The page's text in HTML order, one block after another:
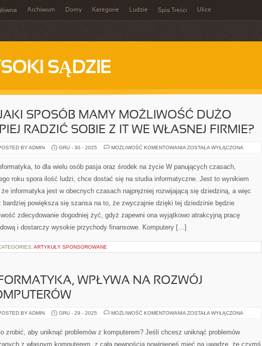
Archiwum Domy Kategorie Ludzie Spis Treści Ulice
SĄDZIE
SPOSÓB MAMY MOŻLIWOŚĆ DUŻO
RADZIĆ SOBIE Z IT WE WŁASNEJ FIRMIE?
BY ADMIN GRU - 30 - 2025 MOŻLIWOŚĆ KOMENTOWANIA W
MAMY
MOŻLIWOŚĆ
LEPIEJ
SOBIE
IT
WŁASNEJ
FIRMIE?
ZOSTAŁA WYŁĄCZONA
to dla wielu osób pasja oraz środek na życie W panujących czasach,
roku spora ilość ludzi, chce dostać się na studia informatyczne. Jest to wynikiem
że informatyka jest w obecnych czasach najprężniej rozwijającą się dziedziną, a więc
bardziej powiększa się szansa na to, że zwyczajnie dzięki tej dziedzinie będzie
zdecydowanie dogodniej żyć, gdyż zapewni ona wyjątkowo atrakcyjną pracę
i dostarczy wysokie przychody finansowe. Komputery […]
ARTYKUŁY SPONSOROWANE
WPŁYWA NA ROZWÓJ
BY ADMIN GRU - 29 - 2025 MOŻLIWOŚĆ KOMENTOWANIA INFORMATYKA,
ROZWÓJ
KOMPUTERÓW
ZOSTAŁA WYŁĄCZONA
zrobić, aby uniknąć problemów z komputerem? Jeśli chcesz uniknąć problemów
z własnym komputerem, z całą pewnością powinieneś mieć na uwadze, że czymś